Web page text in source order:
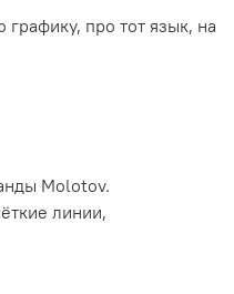
про тот язык, на
Molotov.
линии,